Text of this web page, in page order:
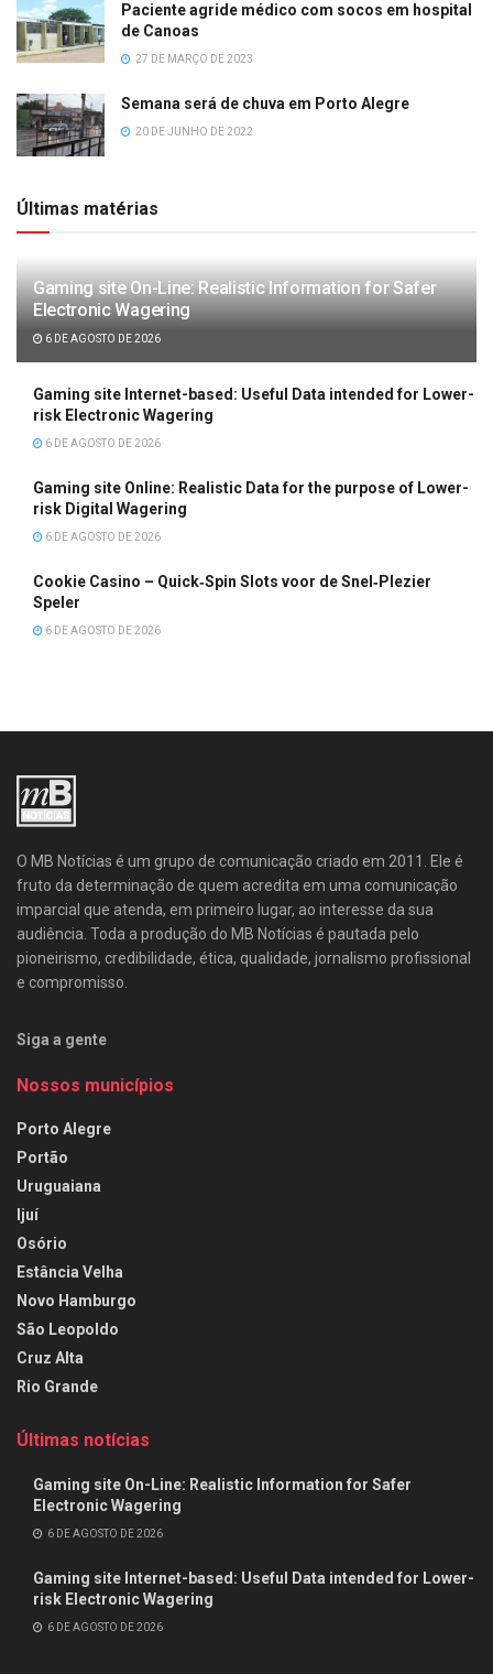
Paciente agride médico com socos em hospital
de Canoas
27 DE MARÇO DE 2023
Semana será de chuva em Porto Alegre
20 DE JUNHO DE 2022
Últimas matérias
Gaming site On-Line: Realistic Information for Safer
Electronic Wagering
6 DE AGOSTO DE 2026
Gaming site Internet-based: Useful Data intended for Lower-
risk Electronic Wagering
6 DE AGOSTO DE 2026
Gaming site Online: Realistic Data for the purpose of Lower-
risk Digital Wagering
6 DE AGOSTO DE 2026
Cookie Casino – Quick‑Spin Slots voor de Snel‑Plezier
Speler
6 DE AGOSTO DE 2026
O MB Notícias é um grupo de comunicação criado em 2011. Ele é
fruto da determinação de quem acredita em uma comunicação
imparcial que atenda, em primeiro lugar, ao interesse da sua
audiência. Toda a produção do MB Notícias é pautada pelo
pioneirismo, credibilidade, ética, qualidade, jornalismo profissional
e compromisso.
Siga a gente
Nossos municípios
Porto Alegre
Portão
Uruguaiana
Ijuí
Osório
Estância Velha
Novo Hamburgo
São Leopoldo
Cruz Alta
Rio Grande
Últimas notícias
Gaming site On-Line: Realistic Information for Safer
Electronic Wagering
6 DE AGOSTO DE 2026
Gaming site Internet-based: Useful Data intended for Lower-
risk Electronic Wagering
6 DE AGOSTO DE 2026